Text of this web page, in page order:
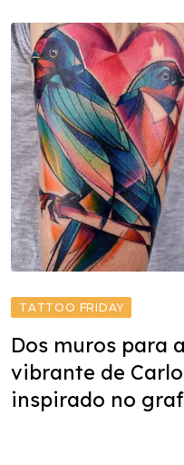
TATTOO FRIDAY
Dos muros para
vibrante de
inspirado no